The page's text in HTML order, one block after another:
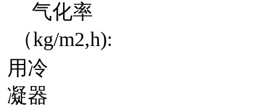
气化率
（kg/m2,h):
用冷
凝器